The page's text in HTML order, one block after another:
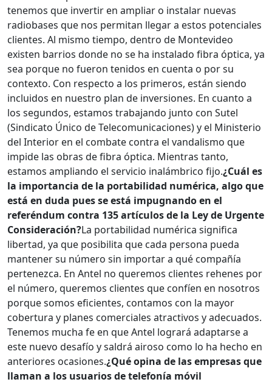
tenemos que invertir en ampliar o instalar nuevas
radiobases que nos permitan llegar a estos potenciales
clientes. Al mismo tiempo, dentro de Montevideo
existen barrios donde no se ha instalado fibra óptica, ya
sea porque no fueron tenidos en cuenta o por su
contexto. Con respecto a los primeros, están siendo
incluidos en nuestro plan de inversiones. En cuanto a
los segundos, estamos trabajando junto con Sutel
(Sindicato Único de Telecomunicaciones) y el Ministerio
del Interior en el combate contra el vandalismo que
impide las obras de fibra óptica. Mientras tanto,
estamos ampliando el servicio inalámbrico fijo.¿Cuál es
la importancia de la portabilidad numérica, algo que
está en duda pues se está impugnando en el
referéndum contra 135 artículos de la Ley de Urgente
Consideración?La portabilidad numérica significa
libertad, ya que posibilita que cada persona pueda
mantener su número sin importar a qué compañía
pertenezca. En Antel no queremos clientes rehenes por
el número, queremos clientes que confíen en nosotros
porque somos eficientes, contamos con la mayor
cobertura y planes comerciales atractivos y adecuados.
Tenemos mucha fe en que Antel logrará adaptarse a
este nuevo desafío y saldrá airoso como lo ha hecho en
anteriores ocasiones.¿Qué opina de las empresas que
llaman a los usuarios de telefonía móvil